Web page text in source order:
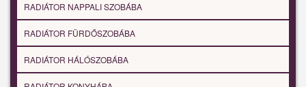
RADIÁTOR NAPPALI SZOBÁBA
RADIÁTOR FÜRDŐSZOBÁBA
RADIÁTOR HÁLÓSZOBÁBA